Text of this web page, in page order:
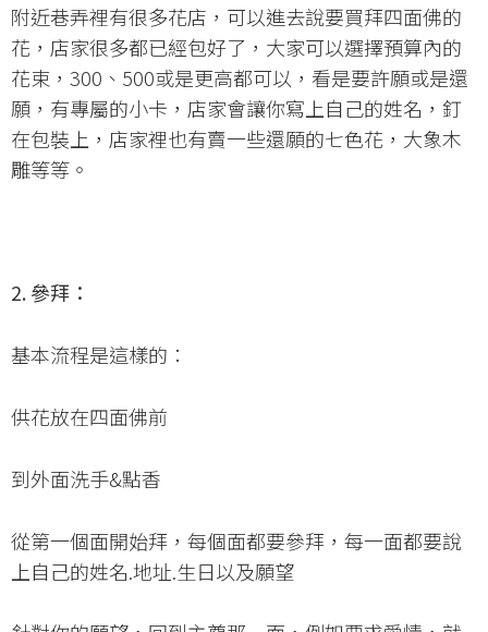
附近巷弄裡有很多花店，可以進去說要買拜四面佛的
花，店家很多都已經包好了，大家可以選擇預算內的
花束，300、500或是更高都可以，看是要許願或是還
願，有專屬的小卡，店家會讓你寫上自己的姓名，釘
在包裝上，店家裡也有賣一些還願的七色花，大象木
雕等等。
2. 參拜：
基本流程是這樣的：
供花放在四面佛前
到外面洗手&點香
從第一個面開始拜，每個面都要參拜，每一面都要說
上自己的姓名.地址.生日以及願望